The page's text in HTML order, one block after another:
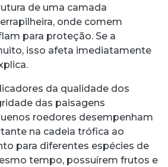
de uma camada
onde comem
para proteção. Se a
isso afeta imediatamente
da qualidade dos
das paisagens
roedores desempenham
na cadeia trófica ao
para diferentes espécies de
tempo, possuírem frutos e